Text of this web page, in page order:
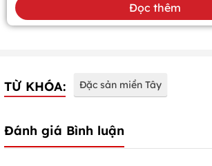
Đọc thêm
TỪ KHÓA: Đặc sản miền Tây
Đánh giá Bình luận